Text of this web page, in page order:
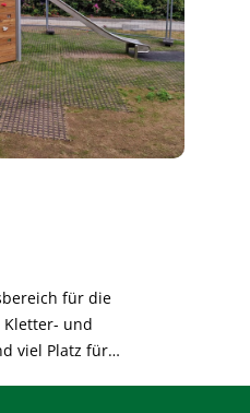
für die
Kletter- und
viel Platz für